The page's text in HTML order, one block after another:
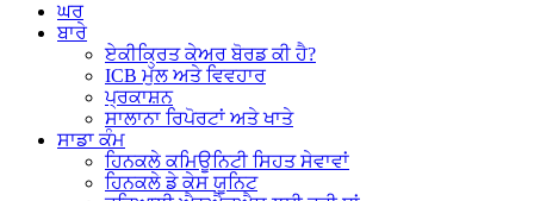
ਘਰ
ਬਾਰੇ
ਏਕੀਕ੍ਰਿਤ ਕੇਅਰ ਬੋਰਡ ਕੀ ਹੈ?
ICB ਮੁੱਲ ਅਤੇ ਵਿਵਹਾਰ
ਪ੍ਰਕਾਸ਼ਨ
ਸਾਲਾਨਾ ਰਿਪੋਰਟਾਂ ਅਤੇ ਖਾਤੇ
ਸਾਡਾ ਕੰਮ
ਹਿਨਕਲੇ ਕਮਿਊਨਿਟੀ ਸਿਹਤ ਸੇਵਾਵਾਂ
ਹਿਨਕਲੇ ਡੇ ਕੇਸ ਯੂਨਿਟ